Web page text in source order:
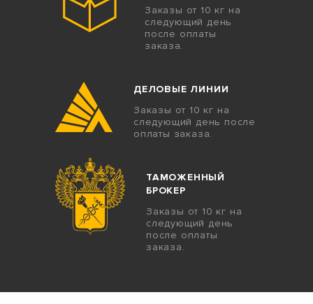
Заказы от 10 кг на
следующий день
после оплаты
заказа.
ДЕЛОВЫЕ ЛИНИИ
Заказы от 10 кг на
следующий день после
оплаты заказа.
ТАМОЖЕННЫЙ
БРОКЕР
Заказы от 10 кг на
следующий день
после оплаты
заказа.